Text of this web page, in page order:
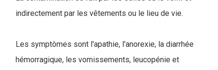
indirectement par les vêtements ou le lieu de vie.
Les symptômes sont l'apathie, l'anorexie, la diarrhée
hémorragique, les vomissements, leucopénie et